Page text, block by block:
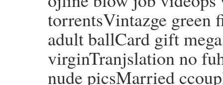
torrentsVintazge green
adult ballCard gift
virginTranjslation no
nude picsMarried